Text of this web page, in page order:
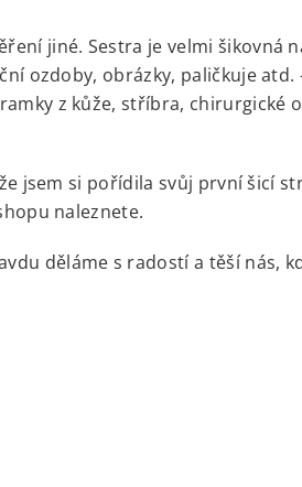
jiné. Sestra je velmi šikovná
ozdoby, obrázky, paličkuje atd.
z kůže, stříbra, chirurgické
jsem si pořídila svůj první šicí
naleznete.
děláme s radostí a těší nás,